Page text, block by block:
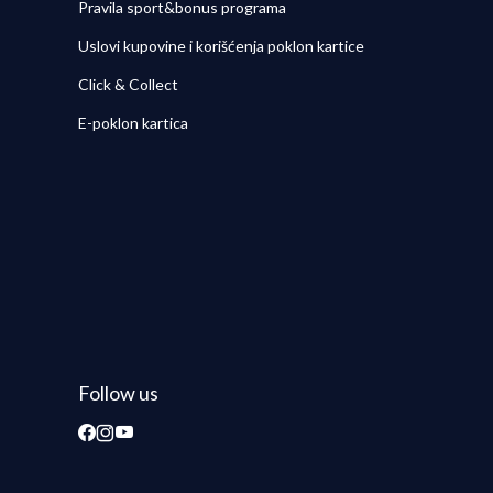
Pravila sport&bonus programa
Uslovi kupovine i korišćenja poklon kartice
Click & Collect
E-poklon kartica
Follow us